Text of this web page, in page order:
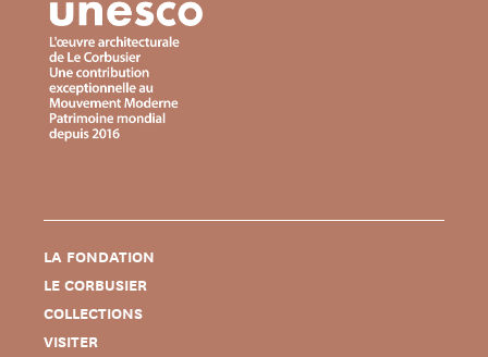
LA FONDATION
LE CORBUSIER
COLLECTIONS
VISITER